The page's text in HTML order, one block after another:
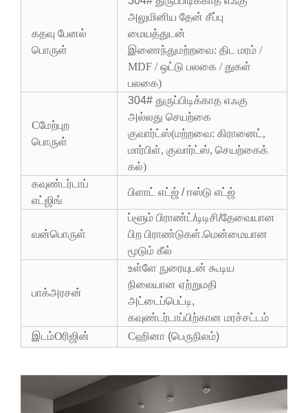
கதவு பேனல்
பொருள்
அலுமினிய தேன் சீப்பு
மையத்துடன்
இணைந்துமற்றவை: திட மரம் /
MDF / ஒட்டு பலகை / துகள்
பலகை)
Cமேற்புற
பொருள்
304# துருப்பிடிக்காத எஃகு
அல்லது செயற்கை
குவார்ட்ஸ்(மற்றவை: கிரானைட்,
மார்பிள், குவார்ட்ஸ், செயற்கைக்
கல்)
கவுண்டர்டாப்
எட்ஜிங்
பிளாட் எட்ஜ் / ஈஸ்டு எட்ஜ்
வன்பொருள்
ப்ளூம் பிராண்ட்/டிடிசி/தேவையான
பிற பிராண்டுகள்.மென்மையான
மூடும் கீல்
பாக்அரசன்
உள்ளே நுரையுடன் கூடிய
நிலையான ஏற்றுமதி
அட்டைப்பெட்டி,
கவுண்டர்டாப்பிற்கான மரச்சட்டம்
இடம்Oரிஜின் Cஹினா (பெருநிலம்)